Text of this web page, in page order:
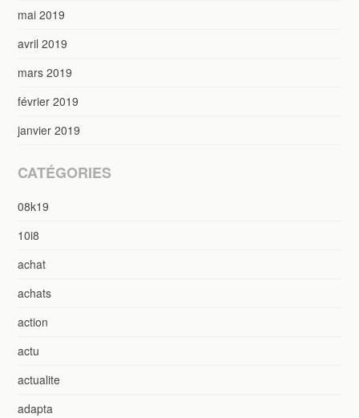
mai 2019
avril 2019
mars 2019
février 2019
janvier 2019
CATÉGORIES
08k19
10i8
achat
achats
action
actu
actualite
adapta